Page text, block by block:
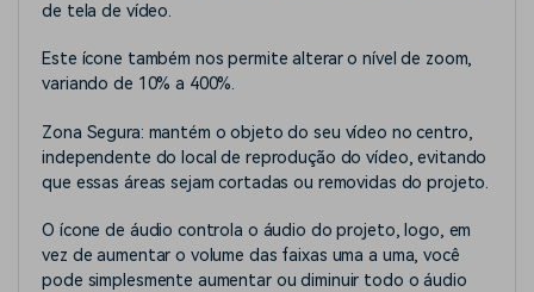
de tela de vídeo.
Este ícone também nos permite alterar o nível de zoom,
variando de 10% a 400%.
Zona Segura: mantém o objeto do seu vídeo no centro,
independente do local de reprodução do vídeo, evitando
que essas áreas sejam cortadas ou removidas do projeto.
O ícone de áudio controla o áudio do projeto, logo, em
vez de aumentar o volume das faixas uma a uma, você
pode simplesmente aumentar ou diminuir todo o áudio